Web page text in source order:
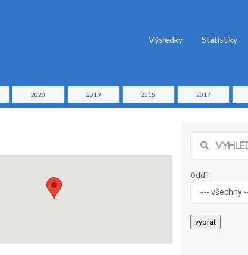
Výsledky Statistiky
2020 2019 2018 2017
Oddíl